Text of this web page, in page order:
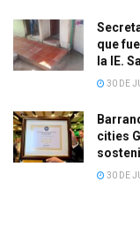
que
la IE.
30 DE
cities
30 DE